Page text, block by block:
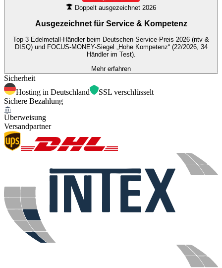
Doppelt ausgezeichnet 2026
Ausgezeichnet für Service & Kompetenz
Top 3 Edelmetall-Händler beim Deutschen Service-Preis 2026 (ntv &
DISQ) und FOCUS-MONEY-Siegel „Hohe Kompetenz“ (22/2026, 34
Händler im Test).
Mehr erfahren
Sicherheit
Hosting in Deutschland
SSL verschlüsselt
Sichere Bezahlung
Überweisung
Versandpartner